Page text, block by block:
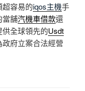
容易的iqos主機手
當舖汽機車借款還
全球領先的Usdt
府立案合法經營